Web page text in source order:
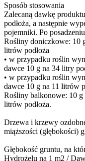
Sposób stosowania
Zalecaną dawkę
podłoża, a następnie
pojemniki. Po
Rośliny doniczkowe: 10
litrów podłoża
• w przypadku roślin
dawce 10 g na 34 litry
• w przypadku roślin
dawce 10 g na 11 litrów
Rośliny balkonowe: 10 g
litrów podłoża.
Drzewa i krzewy
miąższości (głębokości)
Głębokość gruntu, na
Hydrożelu na 1 m2 /